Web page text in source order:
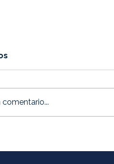
Empresariales
comentario...